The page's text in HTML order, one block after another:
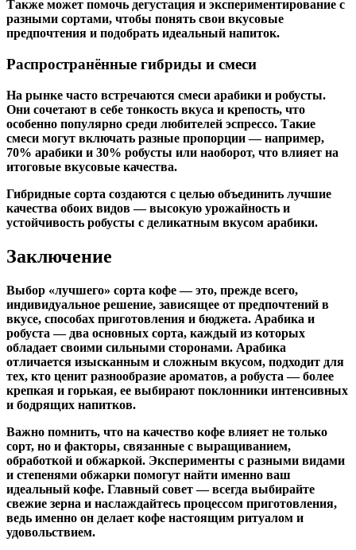
Также может помочь дегустация и экспериментирование с
разными сортами, чтобы понять свои вкусовые
предпочтения и подобрать идеальный напиток.
Распространённые гибриды и смеси
На рынке часто встречаются смеси арабики и робусты.
Они сочетают в себе тонкость вкуса и крепость, что
особенно популярно среди любителей эспрессо. Такие
смеси могут включать разные пропорции — например,
70% арабики и 30% робусты или наоборот, что влияет на
итоговые вкусовые качества.
Гибридные сорта создаются с целью объединить лучшие
качества обоих видов — высокую урожайность и
устойчивость робусты с деликатным вкусом арабики.
Заключение
Выбор «лучшего» сорта кофе — это, прежде всего,
индивидуальное решение, зависящее от предпочтений в
вкусе, способах приготовления и бюджета. Арабика и
робуста — два основных сорта, каждый из которых
обладает своими сильными сторонами. Арабика
отличается изысканным и сложным вкусом, подходит для
тех, кто ценит разнообразие ароматов, а робуста — более
крепкая и горькая, ее выбирают поклонники интенсивных
и бодрящих напитков.
Важно помнить, что на качество кофе влияет не только
сорт, но и факторы, связанные с выращиванием,
обработкой и обжаркой. Эксперименты с разными видами
и степенями обжарки помогут найти именно ваш
идеальный кофе. Главный совет — всегда выбирайте
свежие зерна и наслаждайтесь процессом приготовления,
ведь именно он делает кофе настоящим ритуалом и
удовольствием.